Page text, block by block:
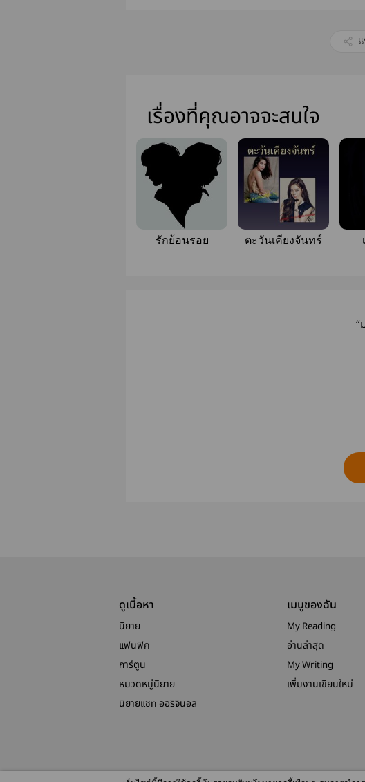
เรื่องที่คุณอาจจะสนใจ
รักย้อนรอย ตะวันเคียงจันทร์
“
ดูเนื้อหา
นิยาย
แฟนฟิค
การ์ตูน
หมวดหมู่นิยาย
นิยายแชท ออริจินอล
เมนูของฉัน
My Reading
อ่านล่าสุด
My Writing
เพิ่มงานเขียนใหม่
©